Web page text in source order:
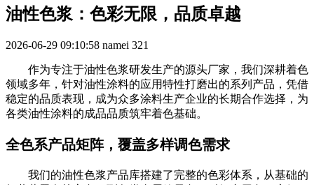
油性色浆：色彩无限，品质卓越
2026-06-29 09:10:58 namei 321
作为专注于油性色浆研发生产的源头厂家，我们深耕着色
领域多年，针对油性涂料的应用特性打磨出的系列产品，凭借
稳定的品质表现，成为众多涂料生产企业的长期合作选择，为
各类油性涂料的成品品质筑牢着色基础。
全色系产品矩阵，覆盖多样调色需求
我们的油性色浆产品库搭建了完整的色彩体系，从基础的